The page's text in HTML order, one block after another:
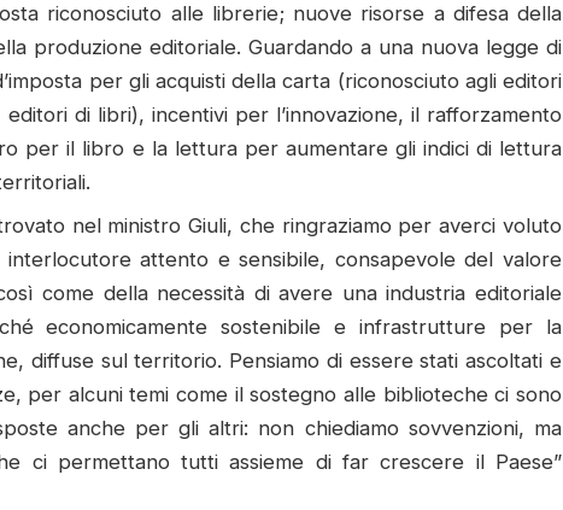
riconosciuto alle librerie; nuove risorse a difesa della
produzione editoriale. Guardando a una nuova legge di
per gli acquisti della carta (riconosciuto agli editori
di libri), incentivi per l’innovazione, il rafforzamento
per il libro e la lettura per aumentare gli indici di lettura
nel ministro Giuli, che ringraziamo per averci voluto
attento e sensibile, consapevole del valore
come della necessità di avere una industria editoriale
economicamente sostenibile e infrastrutture per la
diffuse sul territorio. Pensiamo di essere stati ascoltati e
per alcuni temi come il sostegno alle biblioteche ci sono
anche per gli altri: non chiediamo sovvenzioni, ma
ci permettano tutti assieme di far crescere il Paese”